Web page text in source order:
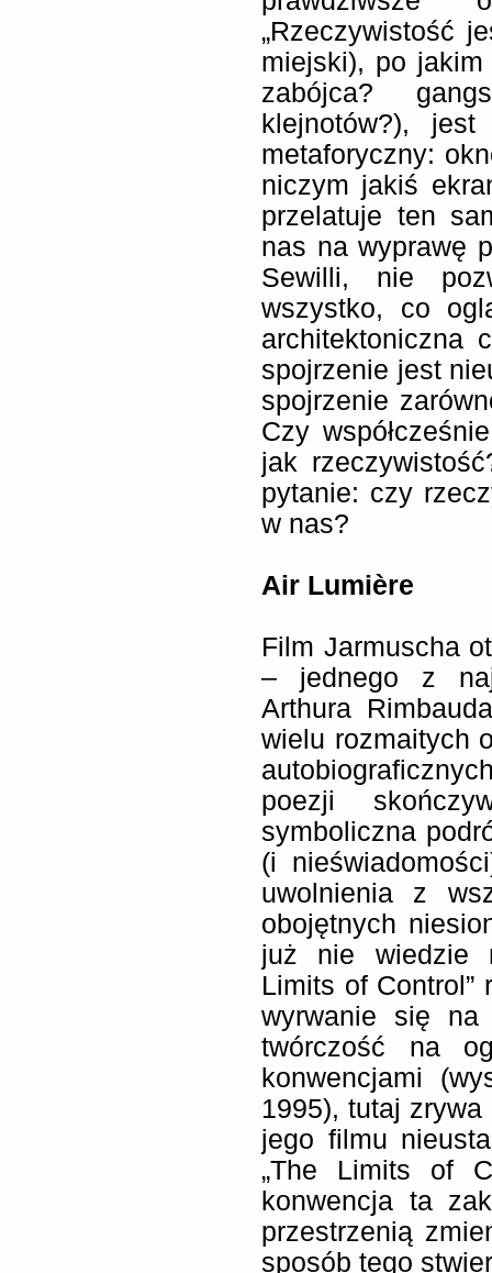
„Rzeczywistość
miejski), po jakim
zabójca?
klejnotów?),
metaforyczny:
niczym jakiś
przelatuje ten
nas na wyprawę
Sewilli, nie
wszystko, co
architektoniczna
spojrzenie jest
spojrzenie
Czy
jak
pytanie: czy
w nas?
Air Lumière
Film Jarmuscha
– jednego z
Arthura
wielu rozmaitych
poezji
symboliczna
(i
uwolnienia z
obojętnych
już nie wiedzie
Limits of Control”
wyrwanie się na
twórczość na
konwencjami
1995), tutaj
jego filmu
„The Limits of
konwencja ta
przestrzenią
sposób tego